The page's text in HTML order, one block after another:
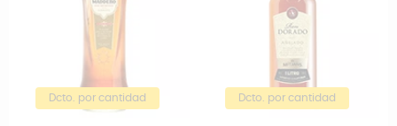
Dcto. por cantidad Dcto. por cantidad